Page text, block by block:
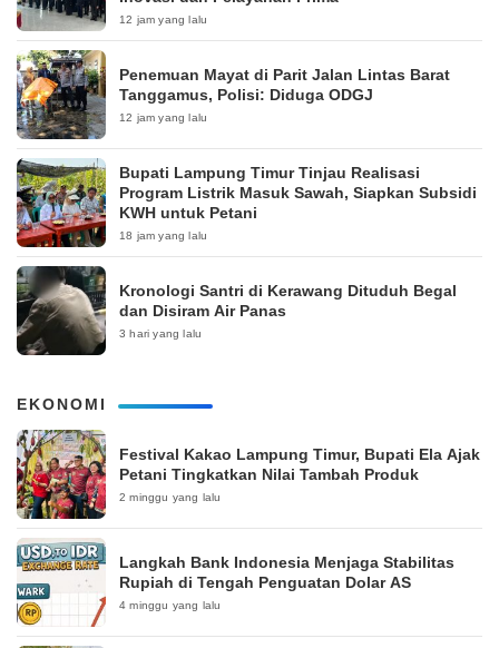
12 jam yang lalu
Penemuan Mayat di Parit Jalan Lintas Barat
Tanggamus, Polisi: Diduga ODGJ
12 jam yang lalu
Bupati Lampung Timur Tinjau Realisasi
Program Listrik Masuk Sawah, Siapkan Subsidi
KWH untuk Petani
18 jam yang lalu
Kronologi Santri di Kerawang Dituduh Begal
dan Disiram Air Panas
3 hari yang lalu
EKONOMI
‎Festival Kakao Lampung Timur, Bupati Ela Ajak
Petani Tingkatkan Nilai Tambah Produk
2 minggu yang lalu
Langkah Bank Indonesia Menjaga Stabilitas
Rupiah di Tengah Penguatan Dolar AS
4 minggu yang lalu